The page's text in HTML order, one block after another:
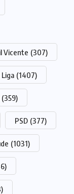
Vicente (307)
Liga (1407)
(359)
PSD (377)
(1031)